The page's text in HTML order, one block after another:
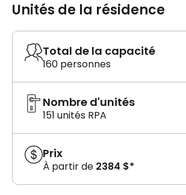
Unités de la résidence
Total de la capacité
160 personnes
Nombre d'unités
151 unités RPA
Prix
À partir de 2384 $*